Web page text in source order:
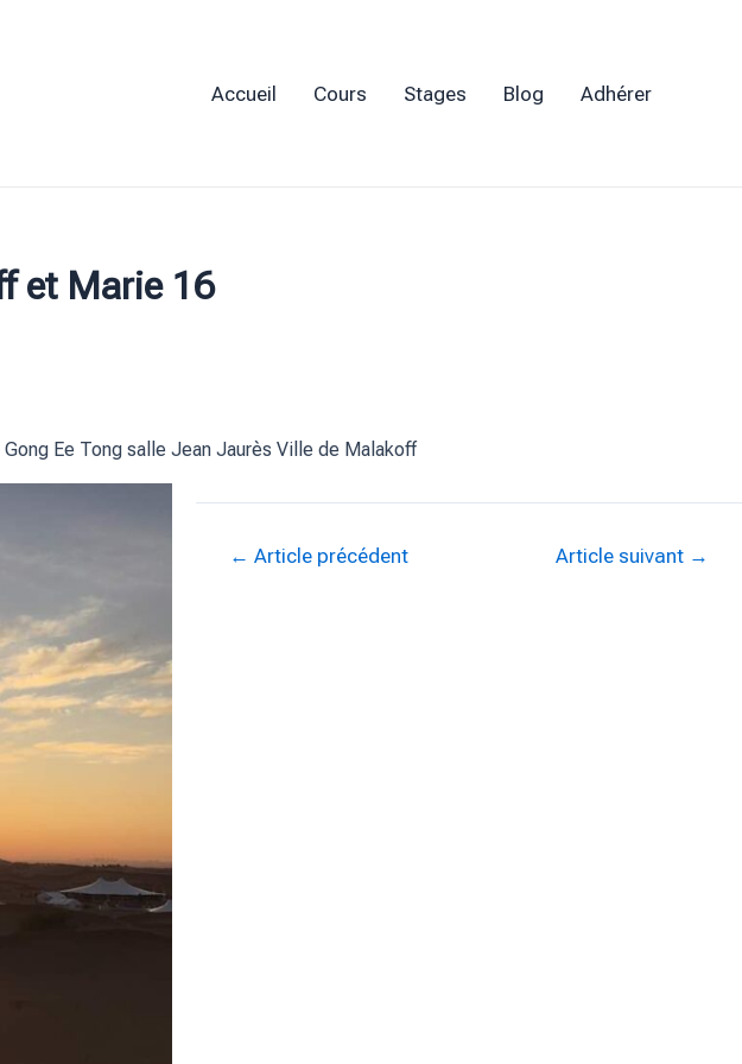
Accueil Cours Stages Blog Adhérer
et Marie 16
Ee Tong salle Jean Jaurès Ville de Malakoff
Navigation
← Article précédent Article suivant →